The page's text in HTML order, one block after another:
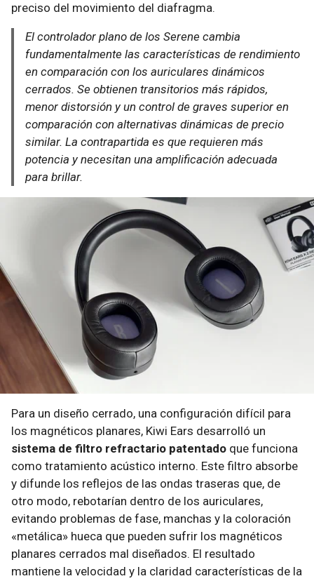
preciso del movimiento del diafragma.
El controlador plano de los Serene cambia
fundamentalmente las características de rendimiento
en comparación con los auriculares dinámicos
cerrados. Se obtienen transitorios más rápidos,
menor distorsión y un control de graves superior en
comparación con alternativas dinámicas de precio
similar. La contrapartida es que requieren más
potencia y necesitan una amplificación adecuada
para brillar.
Para un diseño cerrado, una configuración difícil para
los magnéticos planares, Kiwi Ears desarrolló un
sistema de filtro refractario patentado que funciona
como tratamiento acústico interno. Este filtro absorbe
y difunde los reflejos de las ondas traseras que, de
otro modo, rebotarían dentro de los auriculares,
evitando problemas de fase, manchas y la coloración
«metálica» hueca que pueden sufrir los magnéticos
planares cerrados mal diseñados. El resultado
mantiene la velocidad y la claridad características de la